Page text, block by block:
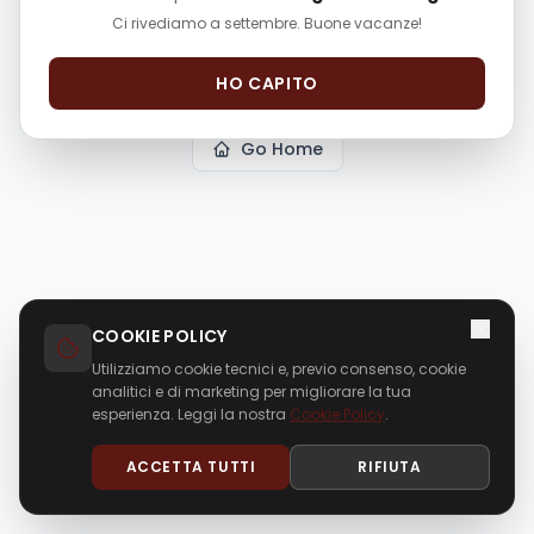
The page "p/smart-fortwo-134047"could not be
found in this application.
Go Home
COOKIE POLICY
Utilizziamo cookie tecnici e, previo consenso, cookie
analitici e di marketing per migliorare la tua
esperienza. Leggi la nostra Cookie Policy.
ACCETTA TUTTI RIFIUTA
Ci rivediamo a settembre. Buone vacanze!
HO CAPITO